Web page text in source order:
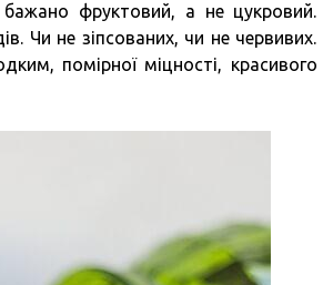
фруктовий, а не цукровий.
Чи не зіпсованих, чи не червивих.
помірної міцності, красивого